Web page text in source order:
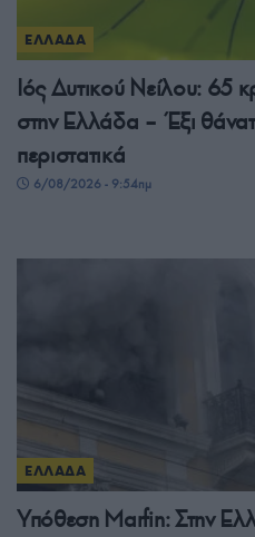
ΕΛΛΑΔΑ
Ιός Δυτικού Νείλου: 65
στην Ελλάδα – Έξι
περιστατικά
6/08/2026 - 9:54πμ
ΕΛΛΑΔΑ
Υπόθεση Μarfin: Στην